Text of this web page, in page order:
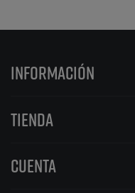
INFORMACIÓN
TIENDA
CUENTA